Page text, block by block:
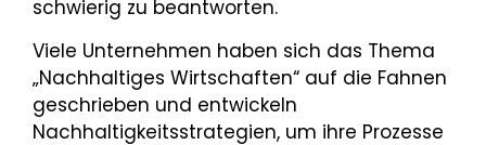
schwierig zu beantworten.
Viele Unternehmen haben sich das Thema
„Nachhaltiges Wirtschaften“ auf die Fahnen
geschrieben und entwickeln
Nachhaltigkeitsstrategien, um ihre Prozesse